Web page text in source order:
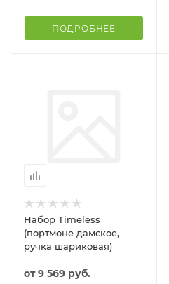
ПОДРОБНЕЕ
Набор Timeless
(портмоне дамское,
ручка шариковая)
от9 569 руб.